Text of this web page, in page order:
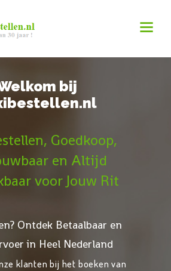
bij
Goedkoop,
en Altijd
voor Jouw Rit
Ontdek Betaalbaar en
in Heel Nederland
klanten bij het boeken van